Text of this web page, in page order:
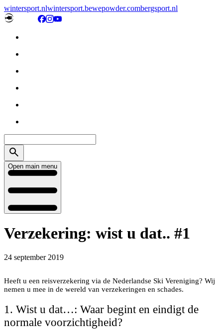
wintersport.nlwintersport.bewepowder.combergsport.nl
Open main menu
Verzekering: wist u dat.. #1
24 september 2019
Heeft u een reisverzekering via de Nederlandse Ski Vereniging? Wij
nemen u mee in de wereld van verzekeringen en schades.
1. Wist u dat…: Waar begint en eindigt de
normale voorzichtigheid?